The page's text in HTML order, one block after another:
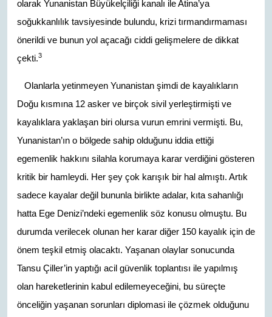
olarak Yunanistan Büyükelçiliği kanalı ile Atina’ya
soğukkanlılık tavsiyesinde bulundu, krizi tırmandırmaması
önerildi ve bunun yol açacağı ciddi gelişmelere de dikkat
çekti.3
Olanlarla yetinmeyen Yunanistan şimdi de kayalıkların
Doğu kısmına 12 asker ve birçok sivil yerleştirmişti ve
kayalıklara yaklaşan biri olursa vurun emrini vermişti. Bu,
Yunanistan’ın o bölgede sahip olduğunu iddia ettiği
egemenlik hakkını silahla korumaya karar verdiğini gösteren
kritik bir hamleydi. Her şey çok karışık bir hal almıştı. Artık
sadece kayalar değil bununla birlikte adalar, kıta sahanlığı
hatta Ege Denizi’ndeki egemenlik söz konusu olmuştu. Bu
durumda verilecek olunan her karar diğer 150 kayalık için de
önem teşkil etmiş olacaktı. Yaşanan olaylar sonucunda
Tansu Çiller’in yaptığı acil güvenlik toplantısı ile yapılmış
olan hareketlerinin kabul edilemeyeceğini, bu süreçte
önceliğin yaşanan sorunları diplomasi ile çözmek olduğunu